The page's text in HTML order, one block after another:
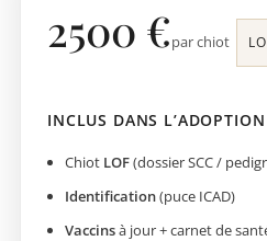
2500 €par chiot
INCLUS DANS L’ADOPTION
Chiot LOF(dossier SCC /
Identification(puce ICAD)
Vaccinsà jour + carnet de